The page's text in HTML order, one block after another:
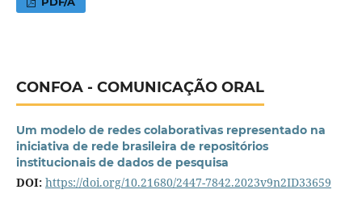
CONFOA - COMUNICAÇÃO ORAL
Um modelo de redes colaborativas representado na
iniciativa de rede brasileira de repositórios
institucionais de dados de pesquisa
DOI: https://doi.org/10.21680/2447-7842.2023v9n2ID33659